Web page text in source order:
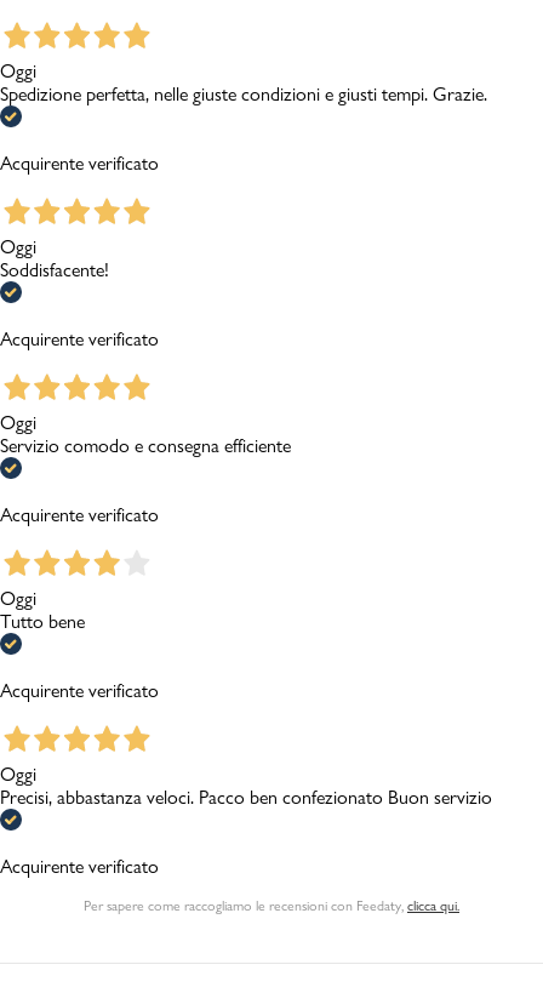
Oggi
Spedizione perfetta, nelle giuste condizioni e giusti tempi. Grazie.
Acquirente verificato
Oggi
Soddisfacente!
Acquirente verificato
Oggi
Servizio comodo e consegna efficiente
Acquirente verificato
Oggi
Tutto bene
Acquirente verificato
Oggi
Precisi, abbastanza veloci. Pacco ben confezionato Buon servizio
Acquirente verificato
Per sapere come raccogliamo le recensioni con Feedaty clicca qui.